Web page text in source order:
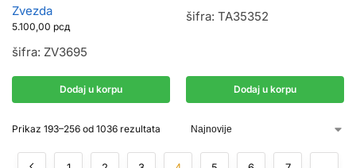
Zvezda
5.100,00 рсд
šifra: ZV3695
Dodaj u korpu
šifra: TA35352
Dodaj u korpu
Prikaz 193–256 od 1036 rezultata